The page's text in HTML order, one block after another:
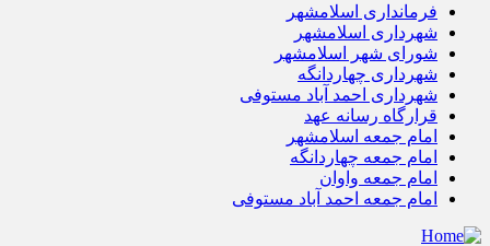
فرمانداری اسلامشهر
شهرداری اسلامشهر
شورای شهر اسلامشهر
شهرداری چهاردانگه
شهرداری احمد آباد مستوفی
قرارگاه رسانه عهد
امام جمعه اسلامشهر
امام جمعه چهاردانگه
امام جمعه واوان
امام جمعه احمد آباد مستوفی